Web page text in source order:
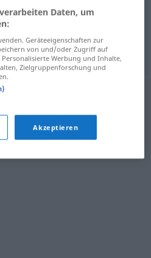
melão
MED
Daten, um
Geräteeigenschaften zur
von und/oder Zugriff auf
Werbung und Inhalte,
Zielgruppenforschung und
Akzeptieren